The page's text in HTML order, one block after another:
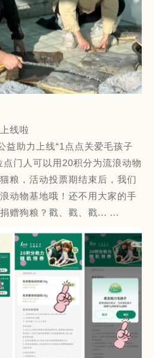
线啦
益助力上线“1点点关爱毛孩子
门人可以用20积分为流浪动物
粮，活动投票期结束后，我们
动物基地哦！还不用大家的手
赠狗粮？戳、戳、戳... ...